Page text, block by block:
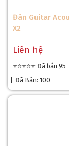
Đàn Guitar
X2
Liên hệ
⭐⭐⭐⭐⭐ Đã bán 95
Đã Bán: 100